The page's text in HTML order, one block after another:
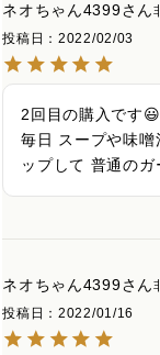
ネオちゃん4399
投稿日
2022/02/03
2回目の購入です😃
毎日 スープや味噌
ップして 普通の
ネオちゃん4399
投稿日
2022/01/16